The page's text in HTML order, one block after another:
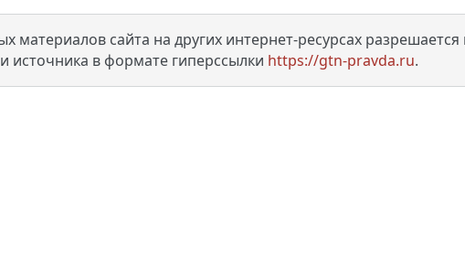
материалов сайта на других интернет-ресурсах разрешается
источника в формате гиперссылки https://gtn-pravda.ru.